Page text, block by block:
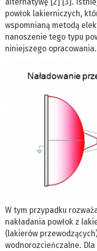
powłok lakierniczych,
wspomnianą metodą
nanoszenie tego typu
niniejszego opracowania.
W tym przypadku
nakładania powłok z
(lakierów
wodnorozcieńczalne.